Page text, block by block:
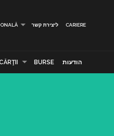
ליצירת קשר CARIERE
BURSE הודעות